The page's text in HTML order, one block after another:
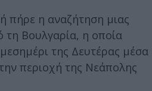
πήρε η αναζήτηση μιας
Βουλγαρία, η οποία
της Δευτέρας μέσα
περιοχή της Νεάπολης